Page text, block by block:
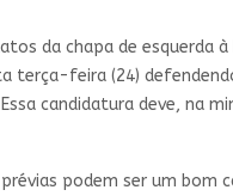
da chapa de esquerda
terça-feira (24)
candidatura deve, na
podem ser um bom